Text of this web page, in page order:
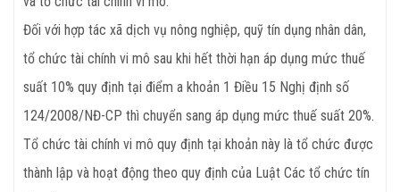
Đối với hợp tác xã dịch vụ nông nghiệp, quỹ tín dụng nhân dân,
tổ chức tài chính vi mô sau khi hết thời hạn áp dụng mức thuế
suất 10% quy định tại điểm a khoản 1 Điều 15 Nghị định số
124/2008/NĐ-CP thì chuyển sang áp dụng mức thuế suất 20%.
Tổ chức tài chính vi mô quy định tại khoản này là tổ chức được
thành lập và hoạt động theo quy định của Luật Các tổ chức tín